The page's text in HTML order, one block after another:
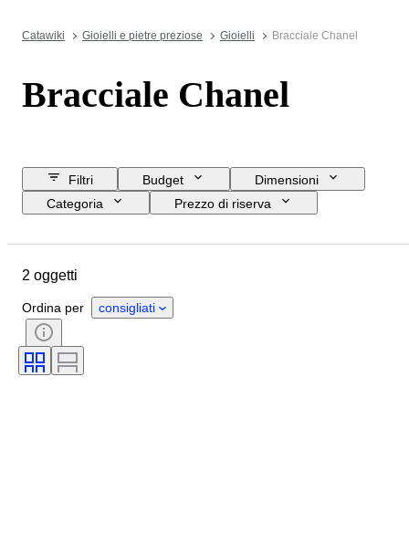
Catawiki Gioielli e pietre preziose Gioielli Bracciale Chanel
Bracciale Chanel
Filtri Budget
Dimensioni
Categoria
Prezzo di riserva
Paese d’origine
Condizioni
Certificato
Taglia sull’oggetto
2 oggetti
Ordina per consigliati